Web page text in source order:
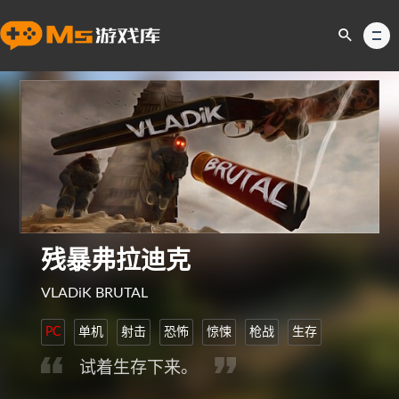
残暴弗拉迪克
VLADiK BRUTAL
PC 单机 射击 恐怖 惊悚 枪战 生存
试着生存下来。